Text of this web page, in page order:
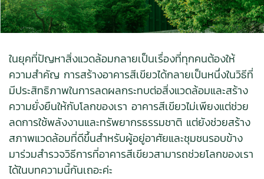
ในยุคที่ปัญหาสิ่งแวดล้อมกลายเป็นเรื่องที่ทุกคนต้องให้
ความสำคัญ การสร้างอาคารสีเขียวได้กลายเป็นหนึ่งในวิธีที่
มีประสิทธิภาพในการลดผลกระทบต่อสิ่งแวดล้อมและสร้าง
ความยั่งยืนให้กับโลกของเรา อาคารสีเขียวไม่เพียงแต่ช่วย
ลดการใช้พลังงานและทรัพยากรธรรมชาติ แต่ยังช่วยสร้าง
สภาพแวดล้อมที่ดีขึ้นสำหรับผู้อยู่อาศัยและชุมชนรอบข้าง
มาร่วมสำรวจวิธีการที่อาคารสีเขียวสามารถช่วยโลกของเรา
ได้ในบทความนี้กันเถอะค่ะ